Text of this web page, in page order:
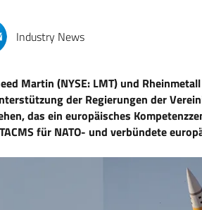
Industry News
Martin (NYSE: LMT) und
der Regierungen der
das ein europäisches
für NATO- und verbündete